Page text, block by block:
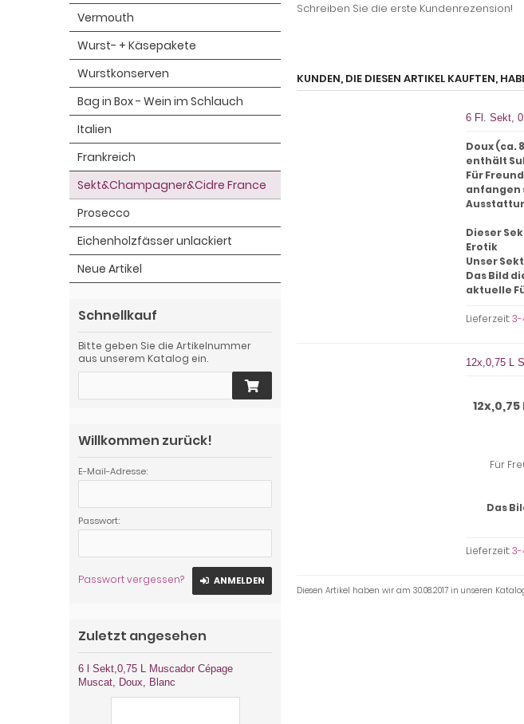
Schreiben Sie die erste Kundenrezension!
KUNDEN, DIE DIESEN ARTIKEL KAUFTEN,
6 Fl. Sekt,
Doux (ca.
enthält
Für
anfangen
Dieser
Erotik
Unser
Das Bild
aktuelle
Lieferzeit:
12x,0,75 L
Für
Das
Lieferzeit:
Diesen Artikel haben wir am 30.08.2017 in unseren
Vermouth
Wurst- + Käsepakete
Wurstkonserven
Bag in Box - Wein im Schlauch
Italien
Frankreich
Sekt&Champagner&Cidre France
Prosecco
Eichenholzfässer unlackiert
Neue Artikel
Schnellkauf
Bitte geben Sie die Artikelnummer
aus unserem Katalog ein.
Willkommen zurück!
E-Mail-Adresse:
Passwort:
Passwort vergessen? ANMELDEN
Zuletzt angesehen
6 l Sekt,0,75 L Muscador Cépage
Muscat, Doux, Blanc